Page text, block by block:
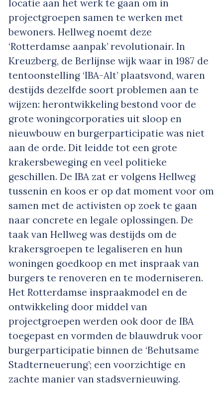
locatie aan het werk te gaan om in
projectgroepen samen te werken met
bewoners. Hellweg noemt deze
‘Rotterdamse aanpak’ revolutionair. In
Kreuzberg, de Berlijnse wijk waar in 1987 de
tentoonstelling ‘IBA-Alt’ plaatsvond, waren
destijds dezelfde soort problemen aan te
wijzen: herontwikkeling bestond voor de
grote woningcorporaties uit sloop en
nieuwbouw en burgerparticipatie was niet
aan de orde. Dit leidde tot een grote
krakersbeweging en veel politieke
geschillen. De IBA zat er volgens Hellweg
tussenin en koos er op dat moment voor om
samen met de activisten op zoek te gaan
naar concrete en legale oplossingen. De
taak van Hellweg was destijds om de
krakersgroepen te legaliseren en hun
woningen goedkoop en met inspraak van
burgers te renoveren en te moderniseren.
Het Rotterdamse inspraakmodel en de
ontwikkeling door middel van
projectgroepen werden ook door de IBA
toegepast en vormden de blauwdruk voor
burgerparticipatie binnen de ‘Behutsame
Stadterneuerung’; een voorzichtige en
zachte manier van stadsvernieuwing.